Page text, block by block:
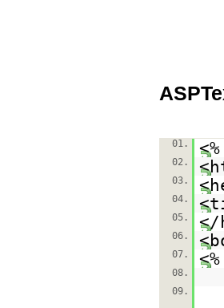
01. <%
02.
03.
04.
05. </
06.
07. <%
08.
09.